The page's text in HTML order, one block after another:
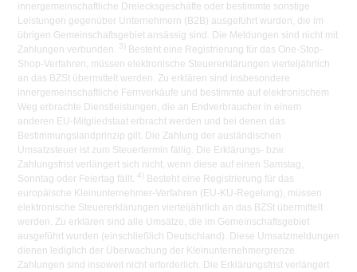
innergemeinschaftliche Dreiecksgeschäfte oder bestimmte sonstige
Leistungen gegenüber Unternehmern (B2B) ausgeführt wurden, die im
übrigen Gemeinschaftsgebiet ansässig sind. Die Meldungen sind nicht mit
Zahlungen verbunden. 3) Besteht eine Registrierung für das One-Stop-
Shop-Verfahren, müssen elektronische Steuererklärungen vierteljährlich
an das BZSt übermittelt werden. Zu erklären sind insbesondere
innergemeinschaftliche Fernverkäufe und bestimmte auf elektronischem
Weg erbrachte Dienstleistungen, die an Endverbraucher in einem
anderen EU-Mitgliedstaat erbracht werden und bei denen das
Bestimmungslandprinzip gilt. Die Zahlung der ausländischen
Umsatzsteuer ist zum Steuertermin fällig. Die Erklärungs- bzw.
Zahlungsfrist verlängert sich nicht, wenn diese auf einen Samstag,
Sonntag oder Feiertag fällt. 4) Besteht eine Registrierung für das
europäische Kleinunternehmer-Verfahren (EU-KU-Regelung), müssen
elektronische Steuererklärungen vierteljährlich an das BZSt übermittelt
werden. Zu erklären sind alle Umsätze, die im Gemeinschaftsgebiet
ausgeführt wurden (einschließlich Deutschland). Diese Umsatzmeldungen
dienen lediglich der Überwachung der Kleinunternehmergrenze.
Zahlungen sind insoweit nicht erforderlich. Die Erklärungsfrist verlängert